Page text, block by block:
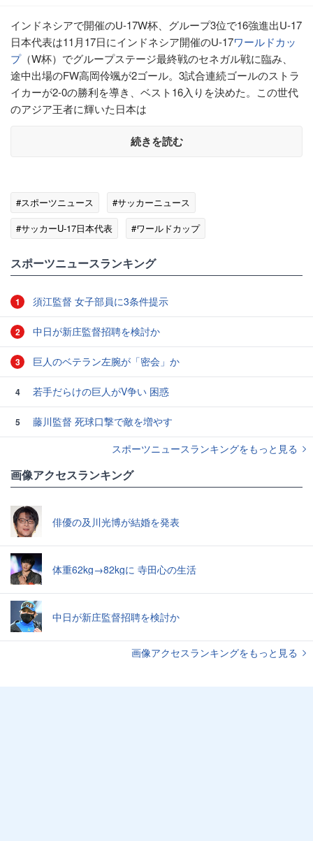
インドネシアで開催のU-17W杯、グループ3位で16強進出U-17
日本代表は11月17日にインドネシア開催のU-17ワールドカッ
プ（W杯）でグループステージ最終戦のセネガル戦に臨み、
途中出場のFW高岡伶颯が2ゴール。3試合連続ゴールのストラ
イカーが2-0の勝利を導き、ベスト16入りを決めた。この世代
のアジア王者に輝いた日本は
続きを読む
#スポーツニュース
#サッカーニュース
#サッカーU-17日本代表
#ワールドカップ
スポーツニュースランキング
1 須江監督 女子部員に3条件提示
2 中日が新庄監督招聘を検討か
3 巨人のベテラン左腕が「密会」か
4 若手だらけの巨人がV争い 困惑
5
藤川監督 死球口撃で敵を増やす
スポーツニュースランキングをもっと見る
画像アクセスランキング
俳優の及川光博が結婚を発表
体重62kg→82kgに 寺田心の生活
中日が新庄監督招聘を検討か
画像アクセスランキングをもっと見る